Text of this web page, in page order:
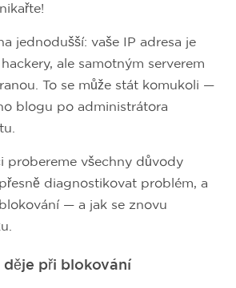
jednodušší: vaše IP adresa je
ale samotným serverem
To se může stát komukoli —
blogu po administrátora
probereme všechny důvody
diagnostikovat problém, a
— a jak se znovu
děje při blokování